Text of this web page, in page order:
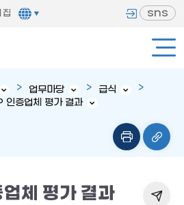
집 sns
업무마당
급식
증업체 평가 결과
체 평가 결과